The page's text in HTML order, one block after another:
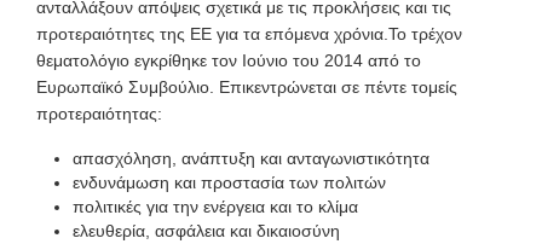
ανταλλάξουν απόψεις σχετικά με τις προκλήσεις και τις
προτεραιότητες της ΕΕ για τα επόμενα χρόνια.Το τρέχον
θεματολόγιο εγκρίθηκε τον Ιούνιο του 2014 από το
Ευρωπαϊκό Συμβούλιο. Επικεντρώνεται σε πέντε τομείς
προτεραιότητας:
απασχόληση, ανάπτυξη και ανταγωνιστικότητα
ενδυνάμωση και προστασία των πολιτών
πολιτικές για την ενέργεια και το κλίμα
ελευθερία, ασφάλεια και δικαιοσύνη